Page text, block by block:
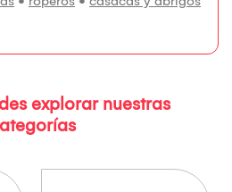
explorar nuestras